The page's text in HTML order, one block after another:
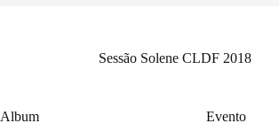
Sessão Solene CLDF 2018
Album Evento